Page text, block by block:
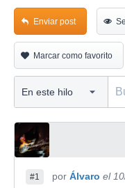
Enviar post
Marcar como favorito
#1 por Álvaro el